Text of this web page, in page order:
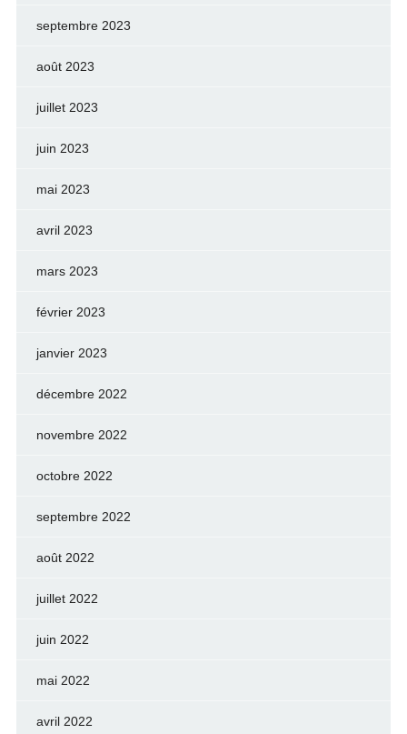
septembre 2023
août 2023
juillet 2023
juin 2023
mai 2023
avril 2023
mars 2023
février 2023
janvier 2023
décembre 2022
novembre 2022
octobre 2022
septembre 2022
août 2022
juillet 2022
juin 2022
mai 2022
avril 2022